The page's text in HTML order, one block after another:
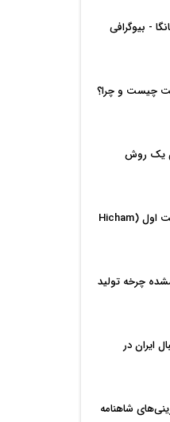
- بیوگرافی
چیست و چرا؟
یک روش
مصاحبه با هنرمندان، قسمت اول (Hicham
چرخه تولید
ایران در
شاهنامه